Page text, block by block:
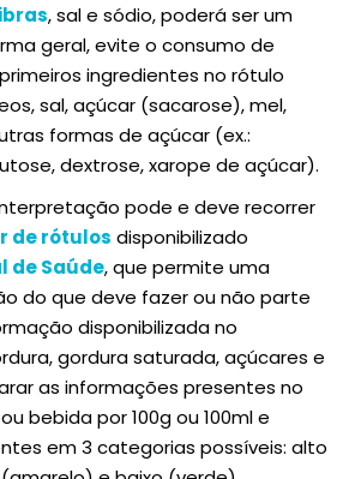
, sal e sódio, poderá ser um
geral, evite o consumo de
ingredientes no rótulo
sal, açúcar (sacarose), mel,
formas de açúcar (ex.:
dextrose, xarope de açúcar).
pode e deve recorrer
de rótulos disponibilizado
de Saúde, que permite uma
do que deve fazer ou não parte
disponibilizada no
gordura saturada, açúcares e
as informações presentes no
bebida por 100g ou 100ml e
em 3 categorias possíveis: alto